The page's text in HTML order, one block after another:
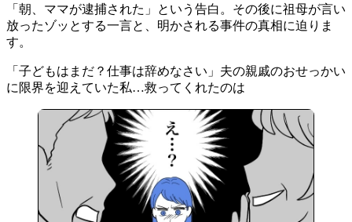
「朝、ママが逮捕された」という告白。その後に祖母が言い
放ったゾッとする一言と、明かされる事件の真相に迫りま
す。
「子どもはまだ？仕事は辞めなさい」夫の親戚のおせっかい
に限界を迎えていた私…救ってくれたのは